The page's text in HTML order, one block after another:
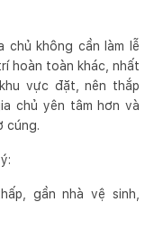
chủ không cần làm lễ
hoàn toàn khác, nhất
vực đặt, nên thắp
chủ yên tâm hơn và
cúng.
gần nhà vệ sinh,